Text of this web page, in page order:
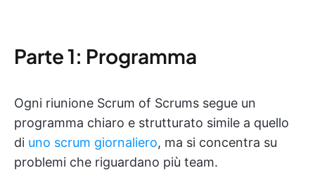
Parte 1: Programma
Ogni riunione Scrum of Scrums segue un
programma chiaro e strutturato simile a quello
di uno scrum giornaliero, ma si concentra su
problemi che riguardano più team.